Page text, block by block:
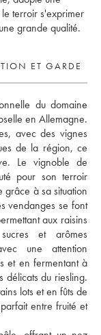
terroir s'exprimer
grande qualité.
ET GARDE
du domaine
en Allemagne.
avec des vignes
de la région, ce
Le vignoble de
pour son terroir
grâce à sa situation
vendanges se font
aux raisins
et arômes
une attention
et en fermentant à
délicats du riesling.
lots et en fûts de
entre fruité et